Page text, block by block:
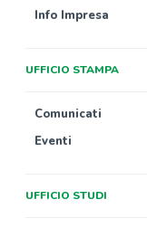
Info Impresa
UFFICIO STAMPA
Comunicati
Eventi
UFFICIO STUDI